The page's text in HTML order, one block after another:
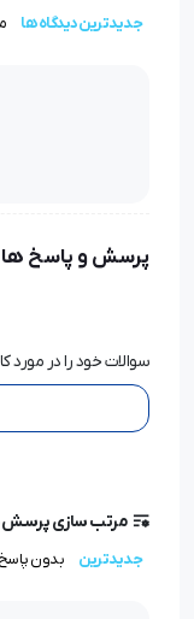
جدیدترین دیدگاه ها
پرسش و پاسخ ها
سوالات خود را در مورد
مرتب سازی پرسش
جدیدترین بدون پاسخ